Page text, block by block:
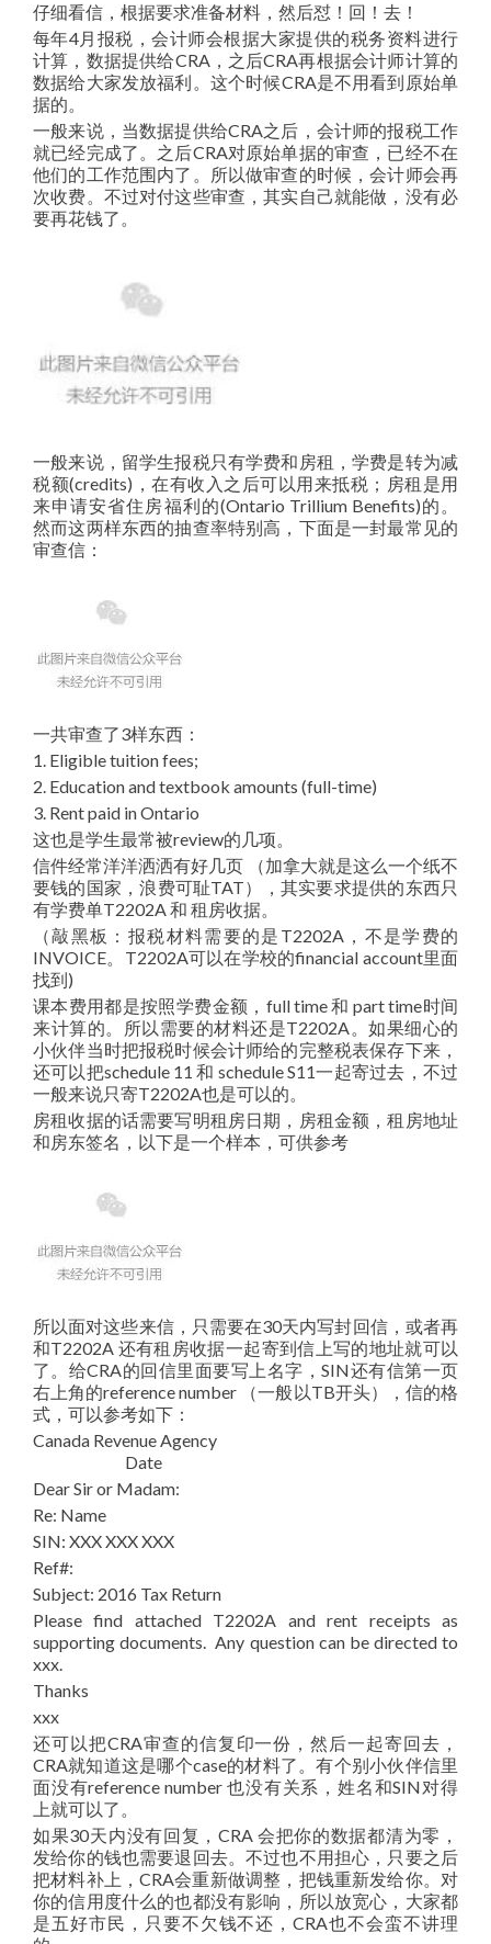
仔细看信，根据要求准备材料，然后怼！回！去！
每年4月报税，会计师会根据大家提供的税务资料进行
计算，数据提供给CRA，之后CRA再根据会计师计算的
数据给大家发放福利。这个时候CRA是不用看到原始单
据的。
一般来说，当数据提供给CRA之后，会计师的报税工作
就已经完成了。之后CRA对原始单据的审查，已经不在
他们的工作范围内了。所以做审查的时候，会计师会再
次收费。不过对付这些审查，其实自己就能做，没有必
要再花钱了。
一般来说，留学生报税只有学费和房租，学费是转为减
税额(credits)，在有收入之后可以用来抵税；房租是用
来申请安省住房福利的(Ontario Trillium Benefits)的。
然而这两样东西的抽查率特别高，下面是一封最常见的
审查信：
一共审查了3样东西：
1. Eligible tuition fees;
2. Education and textbook amounts (full-time)
3. Rent paid in Ontario
这也是学生最常被review的几项。
信件经常洋洋洒洒有好几页 （加拿大就是这么一个纸不
要钱的国家，浪费可耻TAT），其实要求提供的东西只
有学费单T2202A 和 租房收据。
（敲黑板：报税材料需要的是T2202A，不是学费的
INVOICE。T2202A可以在学校的financial account里面
找到)
课本费用都是按照学费金额，full time 和 part time时间
来计算的。所以需要的材料还是T2202A。如果细心的
小伙伴当时把报税时候会计师给的完整税表保存下来，
还可以把schedule 11 和 schedule S11一起寄过去，不过
一般来说只寄T2202A也是可以的。
房租收据的话需要写明租房日期，房租金额，租房地址
和房东签名，以下是一个样本，可供参考
所以面对这些来信，只需要在30天内写封回信，或者再
和T2202A 还有租房收据一起寄到信上写的地址就可以
了。给CRA的回信里面要写上名字，SIN还有信第一页
右上角的reference number （一般以TB开头），信的格
式，可以参考如下：
Canada Revenue Agency
Date
Dear Sir or Madam:
Re: Name
SIN: XXX XXX XXX
Ref#:
Subject: 2016 Tax Return
Please find attached T2202A and rent receipts as
supporting documents. Any question can be directed to
xxx.
Thanks
xxx
还可以把CRA审查的信复印一份，然后一起寄回去，
CRA就知道这是哪个case的材料了。有个别小伙伴信里
面没有reference number 也没有关系，姓名和SIN对得
上就可以了。
如果30天内没有回复，CRA 会把你的数据都清为零，
发给你的钱也需要退回去。不过也不用担心，只要之后
把材料补上，CRA会重新做调整，把钱重新发给你。对
你的信用度什么的也都没有影响，所以放宽心，大家都
是五好市民，只要不欠钱不还，CRA也不会蛮不讲理